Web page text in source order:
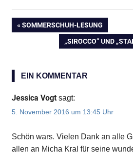
Beitragsnavigation
VORHERIGER
SOMMERSCHUH-LESUNG
NÄCHSTER
„SIROCCO“ UND
EIN KOMMENTAR
Jessica Vogt sagt:
5. November 2016 um 13:45 Uhr
Schön wars. Vielen Dank an alle
allen an Micha Kral für seine